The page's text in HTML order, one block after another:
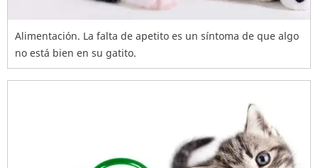
Alimentación. La falta de apetito es un síntoma de que algo
no está bien en su gatito.